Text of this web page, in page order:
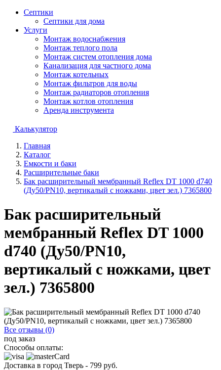
Септики
Септики для дома
Услуги
Монтаж водоснабжения
Монтаж теплого пола
Монтаж систем отопления дома
Канализация для частного дома
Монтаж котельных
Монтаж фильтров для воды
Монтаж радиаторов отопления
Монтаж котлов отопления
Аренда инструмента
Калькулятор
Главная
Каталог
Емкости и баки
Расширительные баки
Бак расширительный мембранный Reflex DT 1000 d740
(Ду50/PN10, вертикалый с ножками, цвет зел.) 7365800
Бак расширительный
мембранный Reflex DT 1000
d740 (Ду50/PN10,
вертикалый с ножками, цвет
зел.) 7365800
Все отзывы (0)
под заказ
Способы оплаты:
Доставка в город Тверь - 799 руб.